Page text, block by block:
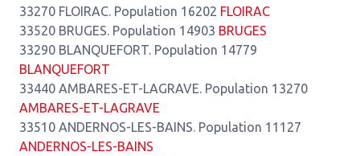
33270 FLOIRAC. Population 16202 FLOIRAC
33520 BRUGES. Population 14903 BRUGES
33290 BLANQUEFORT. Population 14779
BLANQUEFORT
33440 AMBARES-ET-LAGRAVE. Population 13270
AMBARES-ET-LAGRAVE
33510 ANDERNOS-LES-BAINS. Population 11127
ANDERNOS-LES-BAINS